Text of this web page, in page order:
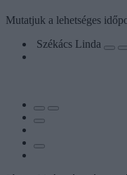
Mutatjuk a lehetséges
Székács Linda